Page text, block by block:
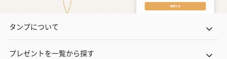
タンプについて
プレゼントを一覧から探す